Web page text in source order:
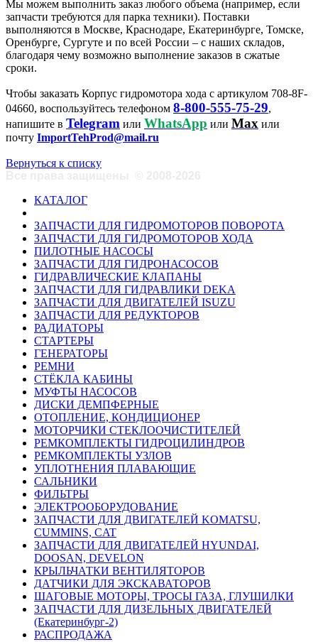
Мы можем выполнить заказ любого объема (например, если
запчасти требуются для парка техники). Поставки
выполняются в Москве, Краснодаре, Екатеринбурге, Томске,
Оренбурге, Сургуте и по всей России – с наших складов,
благодаря чему возможно выполнение заказов в сжатые
сроки.
Чтобы заказать Корпус гидромотора хода с артикулом 708-8F-
04660, воспользуйтесь телефоном 8-800-555-75-29,
напишите в Telegram или WhatsApp или Max или
почту ImportTehProd@mail.ru
Вернуться к списку
КАТАЛОГ
ЗАПЧАСТИ ДЛЯ ГИДРОМОТОРОВ ПОВОРОТА
ЗАПЧАСТИ ДЛЯ ГИДРОМОТОРОВ ХОДА
ПИЛОТНЫЕ НАСОСЫ
ЗАПЧАСТИ ДЛЯ ГИДРОНАСОСОВ
ГИДРАВЛИЧЕСКИЕ КЛАПАНЫ
ЗАПЧАСТИ ДЛЯ ГИДРАВЛИКИ DEKA
ЗАПЧАСТИ ДЛЯ ДВИГАТЕЛЕЙ ISUZU
ЗАПЧАСТИ ДЛЯ РЕДУКТОРОВ
РАДИАТОРЫ
СТАРТЕРЫ
ГЕНЕРАТОРЫ
РЕМНИ
СТЁКЛА КАБИНЫ
МУФТЫ НАСОСОВ
ДИСКИ ДЕМПФЕРНЫЕ
ОТОПЛЕНИЕ, КОНДИЦИОНЕР
МОТОРЧИКИ СТЕКЛООЧИСТИТЕЛЕЙ
РЕМКОМПЛЕКТЫ ГИДРОЦИЛИНДРОВ
РЕМКОМПЛЕКТЫ УЗЛОВ
УПЛОТНЕНИЯ ПЛАВАЮЩИЕ
САЛЬНИКИ
ФИЛЬТРЫ
ЭЛЕКТРООБОРУДОВАНИЕ
ЗАПЧАСТИ ДЛЯ ДВИГАТЕЛЕЙ KOMATSU,
CUMMINS, CAT
ЗАПЧАСТИ ДЛЯ ДВИГАТЕЛЕЙ HYUNDAI,
DOOSAN, DEVELON
КРЫЛЬЧАТКИ ВЕНТИЛЯТОРОВ
ДАТЧИКИ ДЛЯ ЭКСКАВАТОРОВ
ШАГОВЫЕ МОТОРЫ, ТРОСЫ ГАЗА, ГЛУШИЛКИ
ЗАПЧАСТИ ДЛЯ ДИЗЕЛЬНЫХ ДВИГАТЕЛЕЙ
(Екатеринбург-2)
РАСПРОДАЖА